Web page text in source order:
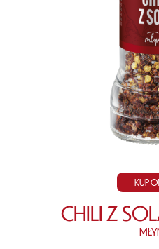
KUP
CHILI Z